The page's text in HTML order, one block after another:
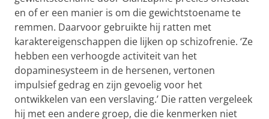
en of er een manier is om die gewichtstoename te
remmen. Daarvoor gebruikte hij ratten met
karaktereigenschappen die lijken op schizofrenie. ‘Ze
hebben een verhoogde activiteit van het
dopaminesysteem in de hersenen, vertonen
impulsief gedrag en zijn gevoelig voor het
ontwikkelen van een verslaving.’ Die ratten vergeleek
hij met een andere groep, die die kenmerken niet